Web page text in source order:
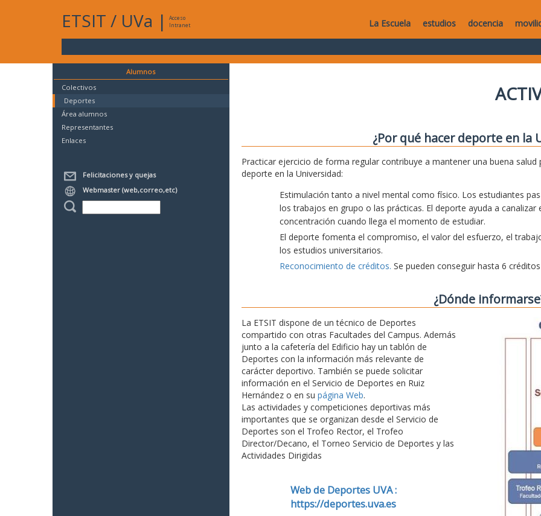
ETSIT / UVa |
Acceso
Intranet
La Escuela estudios docencia
Alumnos
Colectivos
Deportes
Área alumnos
Representantes
Enlaces
Felicitaciones y quejas
Webmaster (web,correo,etc)
¿Por qué hacer deporte en la
Practicar ejercicio de forma regular contribuye a mantener una buena
deporte en la Universidad:
Estimulación tanto a nivel mental como físico. Los estudiantes
los trabajos en grupo o las prácticas. El deporte ayuda a
concentración cuando llega el momento de estudiar.
El deporte fomenta el compromiso, el valor del esfuerzo, el
los estudios universitarios.
Reconocimiento de créditos. Se pueden conseguir hasta 6
¿Dónde
La ETSIT dispone de un técnico de Deportes
compartido con otras Facultades del Campus. Además
junto a la cafetería del Edificio hay un tablón de
Deportes con la información más relevante de
carácter deportivo. También se puede solicitar
información en el Servicio de Deportes en Ruiz
Hernández o en su página Web.
Las actividades y competiciones deportivas más
importantes que se organizan desde el Servicio de
Deportes son el Trofeo Rector, el Trofeo
Director/Decano, el Torneo Servicio de Deportes y las
Actividades Dirigidas
Web de Deportes UVA :
https://deportes.uva.es